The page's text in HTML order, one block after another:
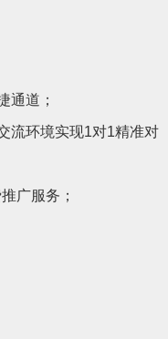
通道；
流环境实现1对1精准对
广服务；